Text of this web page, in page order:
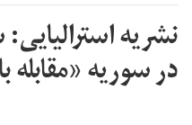
نشریه
در سوریه